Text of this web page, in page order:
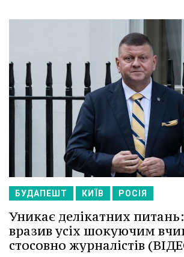
БУДАПЕШТ КИЇВ РОСІЯ
Уникає делікатних
вразив усіх шокуючим
стосовно журналістів